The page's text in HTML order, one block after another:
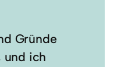
Gründe
und ich